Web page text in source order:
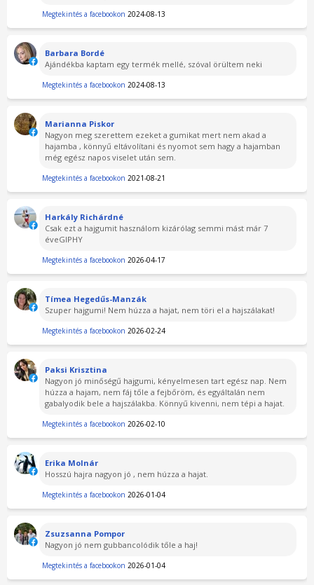
Megtekintés a facebookon 2024-08-13
Barbara Bordé
Ajándékba kaptam egy termék mellé, szóval örültem neki
Megtekintés a facebookon 2024-08-13
Marianna Piskor
Nagyon meg szerettem ezeket a gumikat mert nem akad a
hajamba , könnyű eltávolítani és nyomot sem hagy a hajamban
még egész napos viselet után sem.
Megtekintés a facebookon 2021-08-21
Harkály Richárdné
Csak ezt a hajgumit használom kizárólag semmi mást már 7
éveGIPHY
Megtekintés a facebookon 2026-04-17
Tímea Hegedűs-Manzák
Szuper hajgumi! Nem húzza a hajat, nem töri el a hajszálakat!
Megtekintés a facebookon 2026-02-24
Paksi Krisztina
Nagyon jó minőségű hajgumi, kényelmesen tart egész nap. Nem
húzza a hajam, nem fáj tőle a fejbőröm, és egyáltalán nem
gabalyodik bele a hajszálakba. Könnyű kivenni, nem tépi a hajat.
Megtekintés a facebookon 2026-02-10
Erika Molnár
Hosszú hajra nagyon jó , nem húzza a hajat.
Megtekintés a facebookon 2026-01-04
Zsuzsanna Pompor
Nagyon jó nem gubbancolódik tőle a haj!
Megtekintés a facebookon 2026-01-04